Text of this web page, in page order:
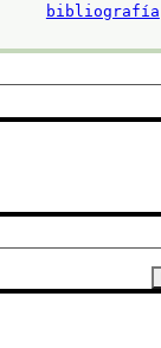
bibliografía